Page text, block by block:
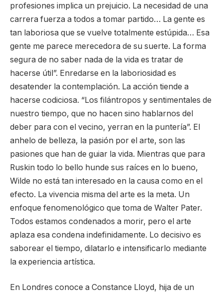
profesiones implica un prejuicio. La necesidad de una
carrera fuerza a todos a tomar partido… La gente es
tan laboriosa que se vuelve totalmente estúpida… Esa
gente me parece merecedora de su suerte. La forma
segura de no saber nada de la vida es tratar de
hacerse útil”. Enredarse en la laboriosidad es
desatender la contemplación. La acción tiende a
hacerse codiciosa. “Los filántropos y sentimentales de
nuestro tiempo, que no hacen sino hablarnos del
deber para con el vecino, yerran en la puntería”. El
anhelo de belleza, la pasión por el arte, son las
pasiones que han de guiar la vida. Mientras que para
Ruskin todo lo bello hunde sus raíces en lo bueno,
Wilde no está tan interesado en la causa como en el
efecto. La vivencia misma del arte es la meta. Un
enfoque fenomenológico que toma de Walter Pater.
Todos estamos condenados a morir, pero el arte
aplaza esa condena indefinidamente. Lo decisivo es
saborear el tiempo, dilatarlo e intensificarlo mediante
la experiencia artística.
En Londres conoce a Constance Lloyd, hija de un